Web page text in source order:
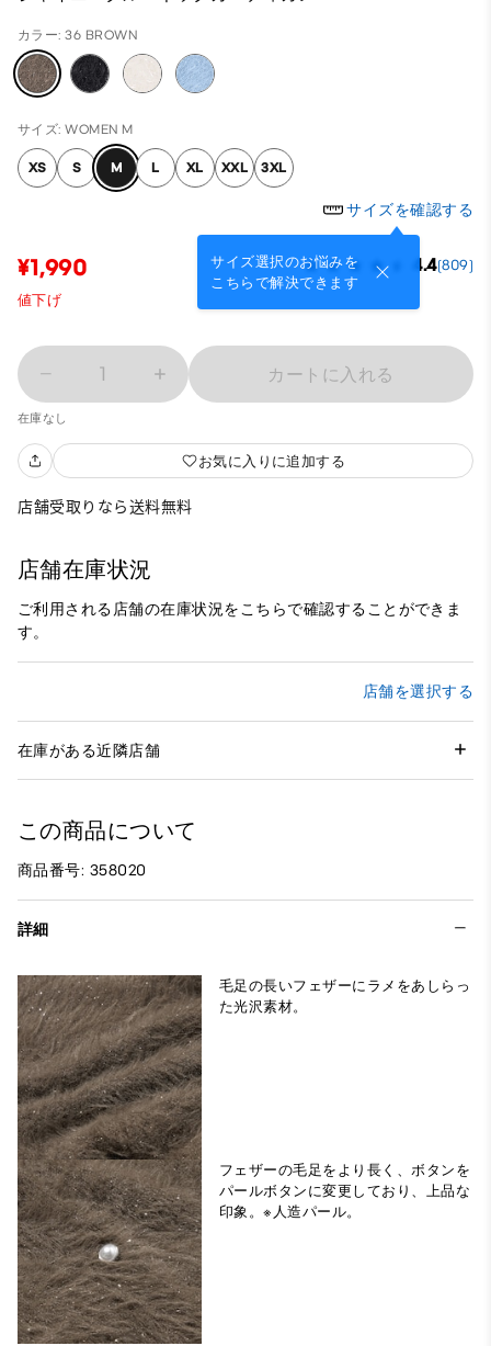
カラー: 36 BROWN
サイズ: WOMEN M
XS S M L XL XXL 3XL
サイズを確認する
サイズ選択のお悩みを
こちらで解決できます
¥1,990 4.4(809)
値下げ
1 カートに入れる
在庫なし
お気に入りに追加する
店舗受取りなら送料無料
店舗在庫状況
ご利用される店舗の在庫状況をこちらで確認することができま
す。
店舗を選択する
在庫がある近隣店舗
この商品について
商品番号: 358020
詳細
毛足の長いフェザーにラメをあしらっ
た光沢素材。
フェザーの毛足をより長く、ボタンを
パールボタンに変更しており、上品な
印象。※人造パール。